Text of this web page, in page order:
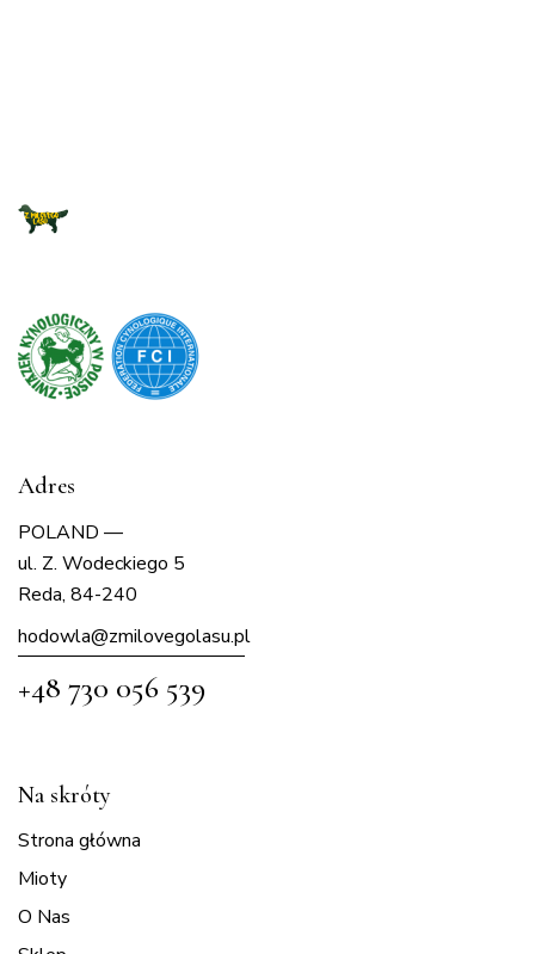
Adres
POLAND —
ul. Z. Wodeckiego 5
Reda, 84-240
hodowla@zmilovegolasu.pl
+48 730 056 539
Na skróty
Strona główna
Mioty
O Nas